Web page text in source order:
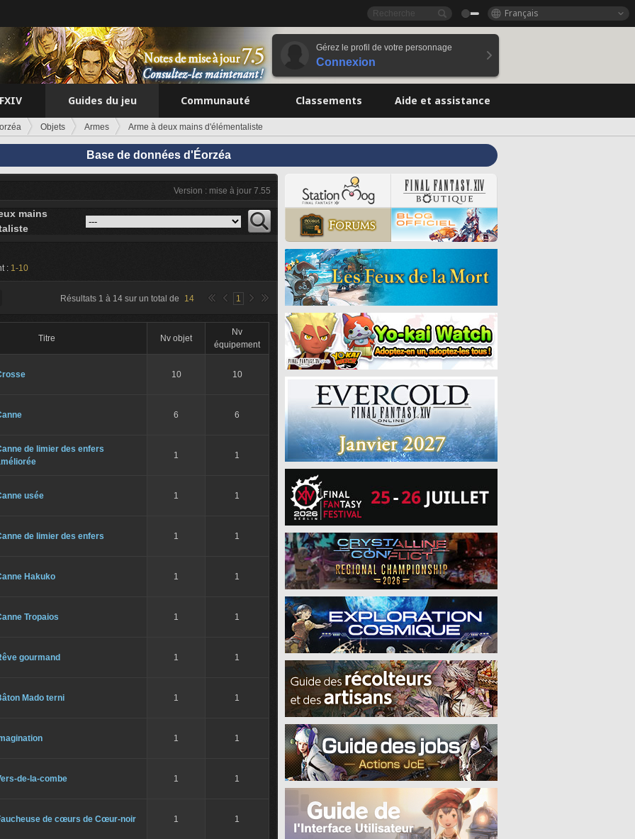
Français
Gérez le profil de votre personnage
Connexion
Guides du jeu Communauté Classements Aide et assistance
Objets Armes Arme à deux mains d'élémentaliste
Base de données d'Éorzéa
Version : mise à jour 7.55
mains
: 1-10
Résultats 1 à 14 sur un total de 14 1
Titre Nv objet
Nv
équipement
10 10
6 6
de limier des enfers
1 1
usée 1 1
de limier des enfers 1 1
Hakuko 1 1
Tropaios 1 1
gourmand 1 1
Mado terni 1 1
1 1
de-la-combe 1 1
de cœurs de Cœur-noir 1 1